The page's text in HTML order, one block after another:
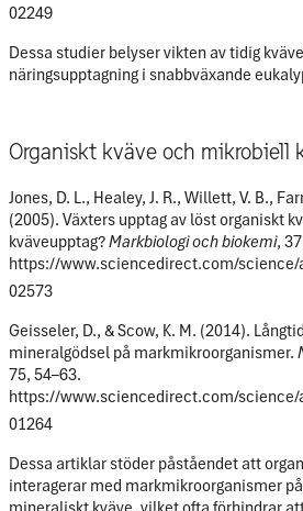
02249
Dessa studier belyser vikten avtidig
näringsupptagning i snabbväxande
Organiskt kväve och
Jones, D. L., Healey, J. R., Willett, V. B.,
(2005). Växters upptag av löst organiskt
kväveupptag?Markbiologi och biokemi,
https://www.sciencedirect.com/
02573
Geisseler, D., & Scow, K. M. (2014).
mineralgödsel på markmikroorganismer.
75, 54–63.
https://www.sciencedirect.com/
01264
Dessa artiklar stöder påståendet att
interagerar med markmikroorganismer